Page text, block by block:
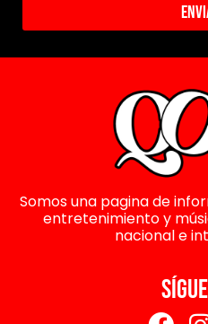
Somos una pagina de
entretenimiento y
nacional e